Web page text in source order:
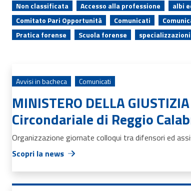
Non classificata Accesso alla professione albi
Comitato Pari Opportunità
Comunicati
Pratica forense
Scuola forense specializzazioni
Avvisi in bacheca Comunicati
MINISTERO DELLA
Circondariale di Reggio
Organizzazione giornate colloqui tra difensori ed
Scopri la news